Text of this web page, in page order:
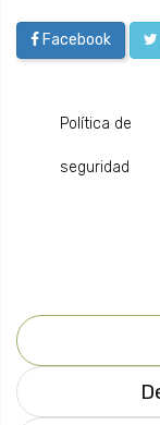
Facebook
Política de
seguridad